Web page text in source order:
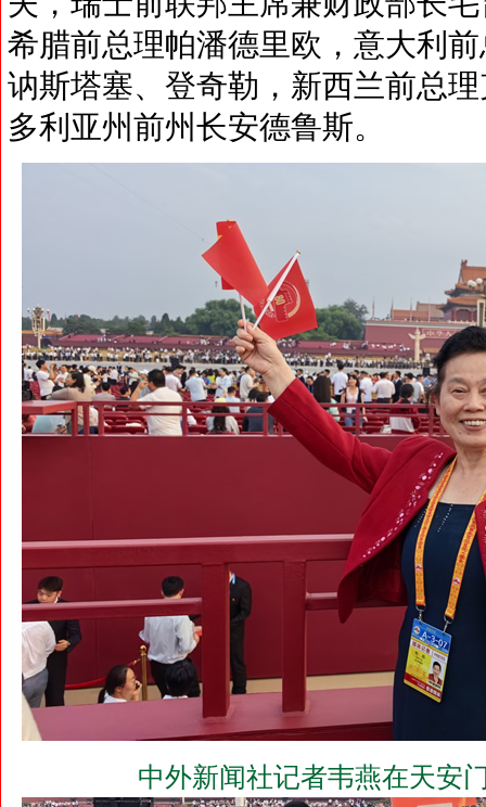
希腊前总理帕潘德里欧，意大利
讷斯塔塞、登奇勒，新西兰前总
多利亚州前州长安德鲁斯。
中外新闻社记者韦燕在天安